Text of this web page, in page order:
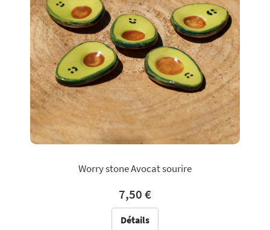
Worry stone Avocat sourire
7,50 €
Détails